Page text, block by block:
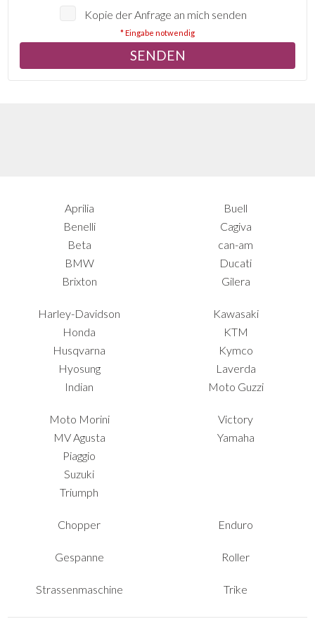
Kopie der Anfrage an mich senden
* Eingabe notwendig
Aprilia
Benelli
Beta
BMW
Brixton
Buell
Cagiva
can-am
Ducati
Gilera
Harley-Davidson
Honda
Husqvarna
Hyosung
Indian
Kawasaki
KTM
Kymco
Laverda
Moto Guzzi
Moto Morini
MV Agusta
Piaggio
Suzuki
Triumph
Victory
Yamaha
Chopper Enduro
Gespanne Roller
Strassenmaschine Trike